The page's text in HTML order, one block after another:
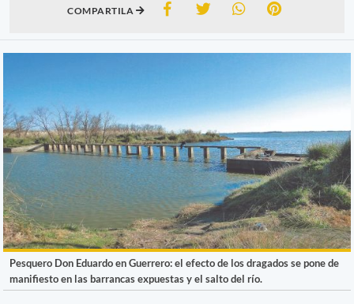
COMPARTILA
Pesquero Don Eduardo en Guerrero: el efecto de los dragados se pone de
manifiesto en las barrancas expuestas y el salto del río.